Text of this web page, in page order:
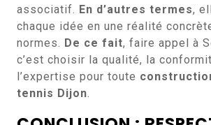
associatif. En d’autres termes,
chaque idée en une réalité
normes. De ce fait, faire appel à
c’est choisir la qualité, la
l’expertise pour toute
tennis Dijon.